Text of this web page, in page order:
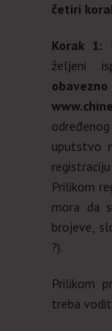
četiri
Korak 1:
željeni
obavezno
uputstvo
Prilikom
mora da
brojeve,
?).
Prilikom
treba